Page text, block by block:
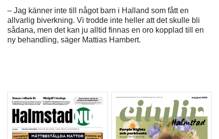
– Jag känner inte till något barn i Halland som fått en
allvarlig biverkning. Vi trodde inte heller att det skulle bli
sådana, men det kan ju alltid finnas en oro kopplad till en
ny behandling, säger Mattias Hambert.